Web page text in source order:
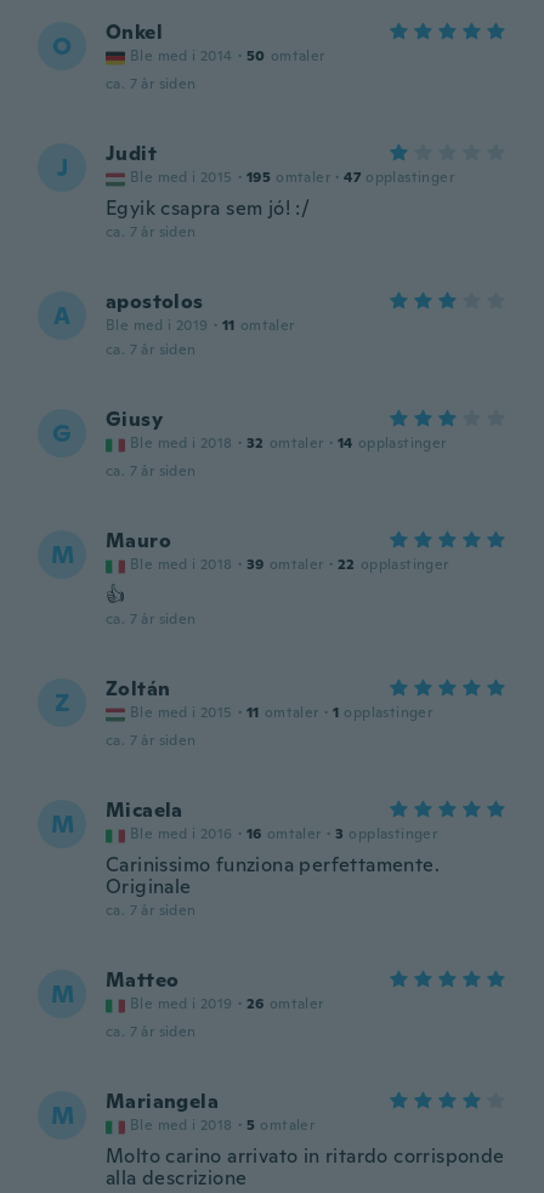
O Onkel
Ble med i 2014 · 50 omtaler
ca. 7 år siden
J Judit
Ble med i 2015 · 195 omtaler · 47 opplastinger
Egyik csapra sem jó! :/
ca. 7 år siden
A apostolos
Ble med i 2019 · 11 omtaler
ca. 7 år siden
G Giusy
Ble med i 2018 · 32 omtaler · 14 opplastinger
ca. 7 år siden
M Mauro
Ble med i 2018 · 39 omtaler · 22 opplastinger
👍
ca. 7 år siden
Z Zoltán
Ble med i 2015 · 11 omtaler · 1 opplastinger
ca. 7 år siden
M Micaela
Ble med i 2016 · 16 omtaler · 3 opplastinger
Carinissimo funziona perfettamente.
Originale
ca. 7 år siden
M Matteo
Ble med i 2019 · 26 omtaler
ca. 7 år siden
M Mariangela
Ble med i 2018 · 5 omtaler
Molto carino arrivato in ritardo corrisponde
alla descrizione